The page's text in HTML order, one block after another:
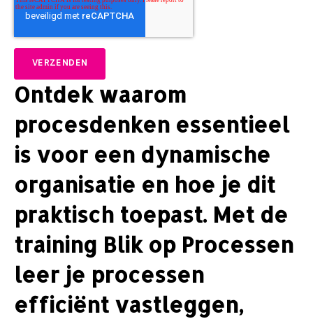
Ontdek waarom
procesdenken essentieel
is voor een dynamische
organisatie en hoe je dit
praktisch toepast. Met de
training Blik op Processen
leer je processen
efficiënt vastleggen,